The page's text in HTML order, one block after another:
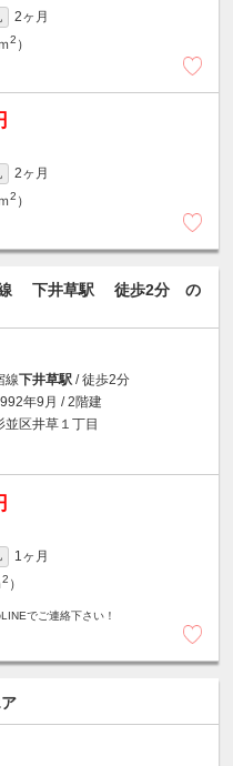
2ヶ月
2 ）
2ヶ月
2 ）
下井草駅 徒歩2分 の
線下井草駅 / 徒歩2分
年9月 / 2階建
並区井草１丁目
1ヶ月
2 ）
でご連絡下さい！